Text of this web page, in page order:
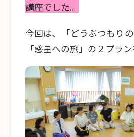
講座でした。
今回は、「どうぶつもり
「惑星への旅」の２プラン